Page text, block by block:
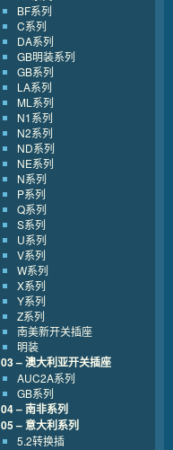
BF系列
C系列
DA系列
GB明装系列
GB系列
LA系列
ML系列
N1系列
N2系列
ND系列
NE系列
N系列
P系列
Q系列
S系列
U系列
V系列
W系列
X系列
Y系列
Z系列
南美新开关插座
明装
03 – 澳大利亚开关插座
AUC2A系列
GB系列
04 – 南非系列
05 – 意大利系列
5.2转换插